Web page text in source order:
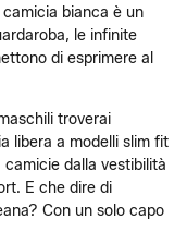
bianca è un
le infinite
di esprimere al
troverai
libera a modelli slim fit
dalla vestibilità
E che dire di
Con un solo capo